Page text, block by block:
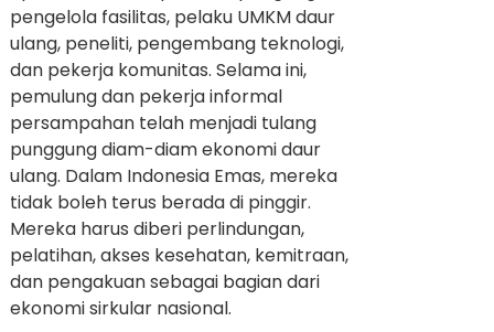
pengelola fasilitas, pelaku UMKM daur
ulang, peneliti, pengembang teknologi,
dan pekerja komunitas. Selama ini,
pemulung dan pekerja informal
persampahan telah menjadi tulang
punggung diam-diam ekonomi daur
ulang. Dalam Indonesia Emas, mereka
tidak boleh terus berada di pinggir.
Mereka harus diberi perlindungan,
pelatihan, akses kesehatan, kemitraan,
dan pengakuan sebagai bagian dari
ekonomi sirkular nasional.